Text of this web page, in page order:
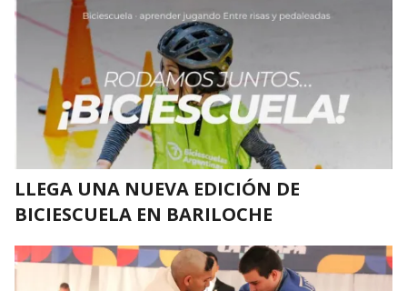
LLEGA UNA NUEVA EDICIÓN DE
BICIESCUELA EN BARILOCHE